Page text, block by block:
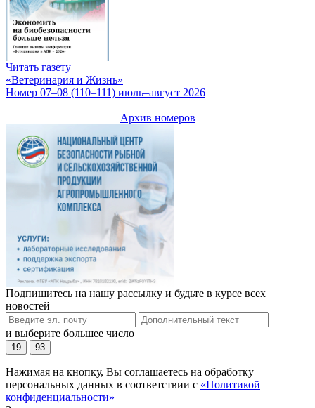
Читать газету
«Ветеринария и Жизнь»
Номер 07–08 (110–111) июль–август 2026
Архив номеров
Подпишитесь на нашу рассылку и будьте в курсе всех
новостей
и выберите большее число
19 93
Нажимая на кнопку, Вы соглашаетесь на обработку
персональных данных в соответствии с «Политикой
конфиденциальности»